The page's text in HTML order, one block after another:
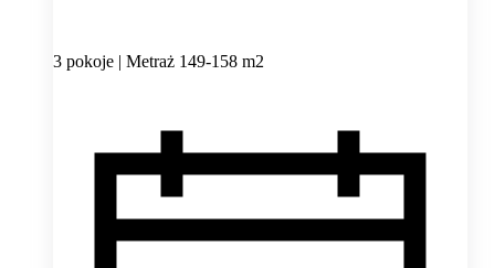
3 pokoje | Metraż 149-158 m2